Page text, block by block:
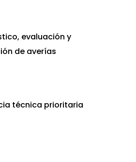
evaluación y
de averías
técnica prioritaria